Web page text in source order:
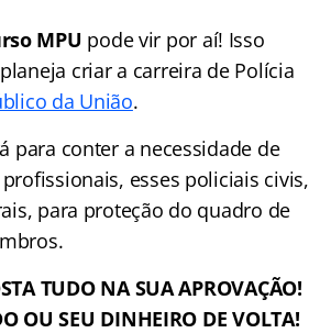
MPU pode vir por aí! Isso
criar a carreira de Polícia
da União.
para conter a necessidade de
esses policiais civis,
para proteção do quadro de
TUDO NA SUA APROVAÇÃO!
OU SEU DINHEIRO DE VOLTA!